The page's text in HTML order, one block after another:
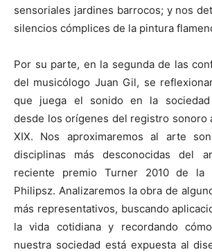
sensoriales jardines barrocos; y nos
silencios cómplices de la pintura
Por su parte, en la segunda de las
del musicólogo Juan Gil, se
que juega el sonido en la sociedad
desde los orígenes del registro sonoro
XIX. Nos aproximaremos al arte
disciplinas más desconocidas del
reciente premio Turner 2010 de la
Philipsz. Analizaremos la obra de
más representativos, buscando
la vida cotidiana y recordando
nuestra sociedad está expuesta al